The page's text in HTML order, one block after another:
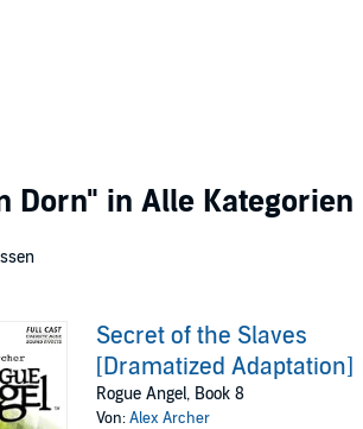
Dorn" in Alle Kategorien
Secret of the Slaves
[Dramatized Adaptation]
Rogue Angel, Book 8
Von:Alex Archer